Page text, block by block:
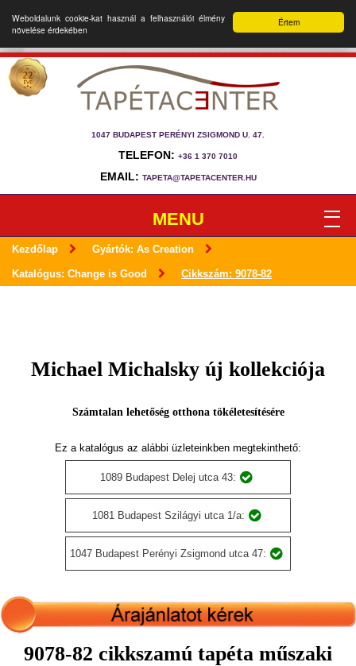
Értem
Weboldalunk cookie-kat használ a felhasználói élmény
növelése érdekében
1047 BUDAPEST PERÉNYI ZSIGMOND U. 47.
TELEFON: +36 1 370 7010
EMAIL: TAPETA@TAPETACENTER.HU
MENU
Kezdőlap Gyártók: As Creation
Katalógus: Change is Good Cikkszám: 9078-82
Michael Michalsky új kollekciója
Számtalan lehetőség otthona tökéletesítésére
Ez a katalógus az alábbi üzleteinkben megtekinthető:
1089 Budapest Delej utca 43:
1081 Budapest Szilágyi utca 1/a:
1047 Budapest Perényi Zsigmond utca 47:
9078-82 cikkszamú tapéta műszaki